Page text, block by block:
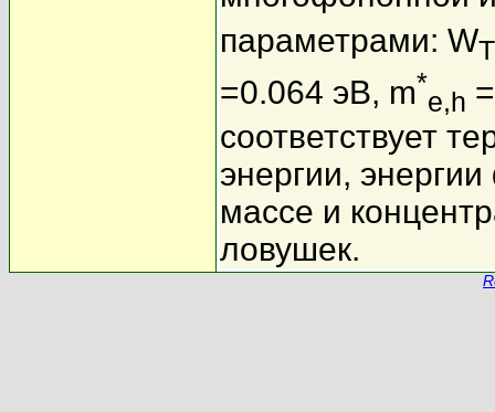
параметрами: WT
=0.064 эВ, m*
e,h
соответствует
энергии,
массе и
ловушек.